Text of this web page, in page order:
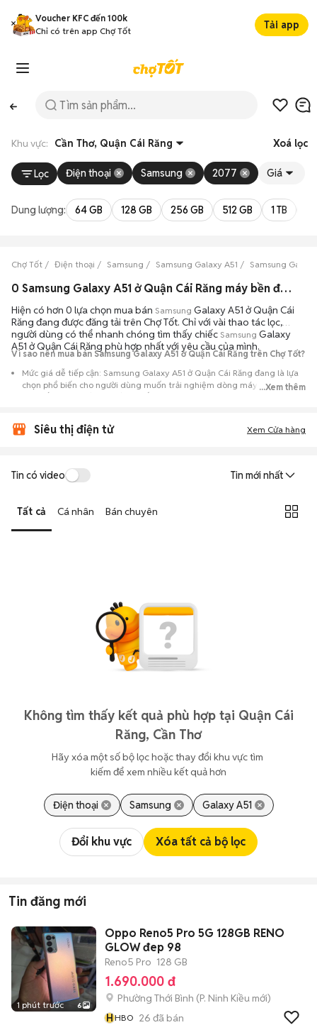
Voucher KFC đến 100k
Chỉ có trên app Chợ Tốt
Tải app
Khu vực: Cần Thơ, Quận Cái Răng Xoá lọc
Lọc Điện thoại Samsung 2077 Giá
Dung lượng: 64 GB 128 GB 256 GB 512 GB 1 TB
Chợ Tốt Điện thoại Samsung Samsung Galaxy A51 Samsung Galaxy
0 Samsung Galaxy A51 ở Quận Cái Răng máy bền đẹp đang bán 08/2026
Hiện có hơn 0 lựa chọn mua bán Samsung Galaxy A51 ở Quận Cái
Răng đang được đăng tải trên Chợ Tốt. Chỉ với vài thao tác lọc,
người dùng có thể nhanh chóng tìm thấy chiếc Samsung Galaxy
A51 ở Quận Cái Răng phù hợp nhất với yêu cầu của mình.
Vì sao nên mua bán Samsung Galaxy A51 ở Quận Cái Răng trên Chợ Tốt?
Mức giá dễ tiếp cận: Samsung Galaxy A51 ở Quận Cái Răng đang là lựa
chọn phổ biến cho người dùng muốn trải nghiệm dòng máy này với chi
phí thấp hơn so với khi mới ra mắt.
Cái Răng từ nhiều cá nhân muốn lên đời máy, mang đến đa dạng sự lựa
chọn về tình trạng bảo hành, hình thức máy và màu sắc.
đánh giá chính xác hiệu năng thực tế của máy so với mô tả trên
Mua bán linh hoạt: Hai bên có thể chủ động thỏa thuận giá cả và
địa điểm giao nhận, chốt giao dịch nhanh chóng khi đạt được
...Xem thêm
Siêu thị điện tử Xem Cửa hàng
Tin có video Tin mới nhất
Tất cả Cá nhân Bán chuyên
Không tìm thấy kết quả phù hợp tại Quận Cái
Răng, Cần Thơ
Hãy xóa một số bộ lọc hoặc thay đổi khu vực tìm
kiếm để xem nhiều kết quả hơn
Điện thoại Samsung Galaxy A51
Đổi khu vực Xóa tất cả bộ lọc
Tin đăng mới
1 phút trước 6
Oppo Reno5 Pro 5G 128GB RENO
GLOW đep 98
Reno5 Pro 128 GB
1.690.000 đ
Phường Thới Bình (P. Ninh Kiều mới)
HHBO 26 đã bán